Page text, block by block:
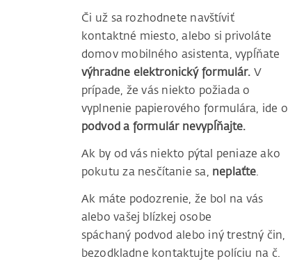
Či už sa rozhodnete navštíviť
kontaktné miesto, alebo si privoláte
domov mobilného asistenta, vypĺňate
výhradne elektronický formulár. V
prípade, že vás niekto požiada o
vyplnenie papierového formulára, ide o
podvod a formulár nevypĺňajte.
Ak by od vás niekto pýtal peniaze ako
pokutu za nesčítanie sa, neplaťte.
Ak máte podozrenie, že bol na vás
alebo vašej blízkej osobe
spáchaný podvod alebo iný trestný čin,
bezodkladne kontaktujte políciu na č.